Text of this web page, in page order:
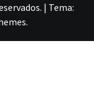
| Tema:
.